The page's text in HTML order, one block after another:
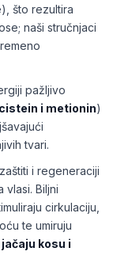
što rezultira
naši stručnjaci
pažljivo
i metionin)
tvari.
i regeneraciji
vlasi. Biljni
cirkulaciju,
te umiruju
jačaju kosu i